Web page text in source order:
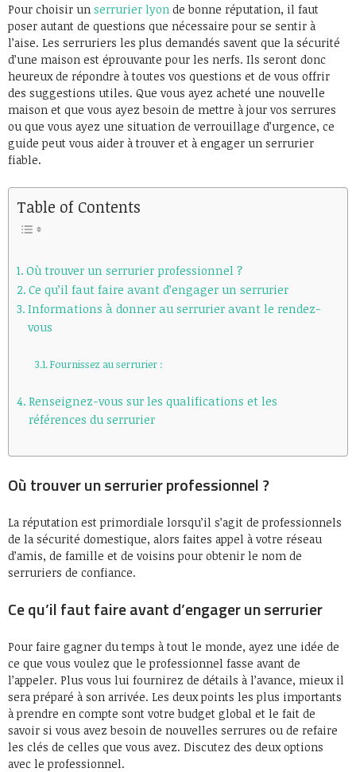
Pour choisir un serrurier lyon de bonne réputation, il faut
poser autant de questions que nécessaire pour se sentir à
l’aise. Les serruriers les plus demandés savent que la sécurité
d’une maison est éprouvante pour les nerfs. Ils seront donc
heureux de répondre à toutes vos questions et de vous offrir
des suggestions utiles. Que vous ayez acheté une nouvelle
maison et que vous ayez besoin de mettre à jour vos serrures
ou que vous ayez une situation de verrouillage d’urgence, ce
guide peut vous aider à trouver et à engager un serrurier
fiable.
Table of Contents
Où trouver un serrurier professionnel ?
Ce qu’il faut faire avant d’engager un serrurier
Informations à donner au serrurier avant le rendez-
vous
Fournissez au serrurier :
Renseignez-vous sur les qualifications et les
références du serrurier
Où trouver un serrurier professionnel ?
La réputation est primordiale lorsqu’il s’agit de professionnels
de la sécurité domestique, alors faites appel à votre réseau
d’amis, de famille et de voisins pour obtenir le nom de
serruriers de confiance.
Ce qu’il faut faire avant d’engager un serrurier
Pour faire gagner du temps à tout le monde, ayez une idée de
ce que vous voulez que le professionnel fasse avant de
l’appeler. Plus vous lui fournirez de détails à l’avance, mieux il
sera préparé à son arrivée. Les deux points les plus importants
à prendre en compte sont votre budget global et le fait de
savoir si vous avez besoin de nouvelles serrures ou de refaire
les clés de celles que vous avez. Discutez des deux options
avec le professionnel.